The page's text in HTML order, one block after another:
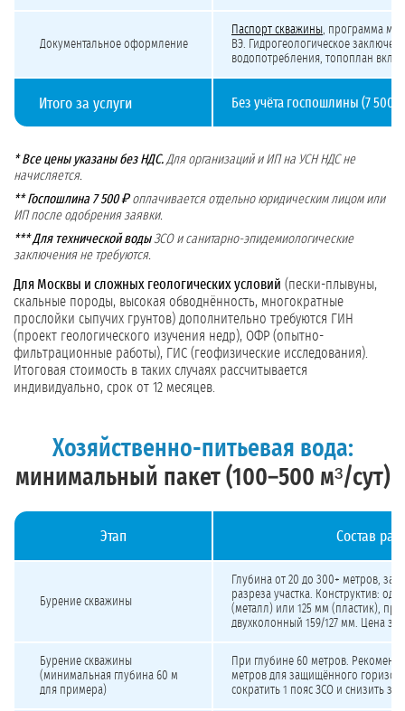
Документальное оформление
Паспорт скважины, программа
ВЭ. Гидрогеологическое
водопотребления, топоплан
Итого за услуги Без учёта госпошлины (7 500
* Все цены указаны без НДС. Для организаций и ИП на УСН НДС не
начисляется.
** Госпошлина 7 500 ₽оплачивается отдельно юридическим лицом или
ИП после одобрения заявки.
*** Для технической водыЗСО и санитарно-эпидемиологические
заключения не требуются.
Для Москвы и сложных геологических условий (пески-плывуны,
скальные породы, высокая обводнённость, многократные
прослойки сыпучих грунтов) дополнительно требуются ГИН
(проект геологического изучения недр), ОФР (опытно-
фильтрационные работы), ГИС (геофизические исследования).
Итоговая стоимость в таких случаях рассчитывается
индивидуально, срок от 12 месяцев.
Хозяйственно-питьевая вода:
минимальный пакет (100–500 м³/сут)
Этап Состав
Бурение скважины
Глубина от 20 до 300+ метров,
разреза участка. Конструктив:
(металл) или 125 мм (пластик), при
двухколонный 159/127 мм. Цена за
Бурение скважины
(минимальная глубина 60 м
для примера)
При глубине 60 метров.
метров для защищённого
сократить 1 пояс ЗСО и снизить